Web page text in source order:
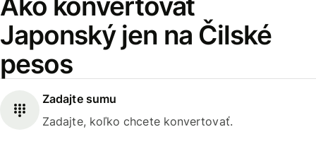
Japonský jen na Čilské
pesos
Zadajte sumu
Zadajte, koľko chcete konvertovať.